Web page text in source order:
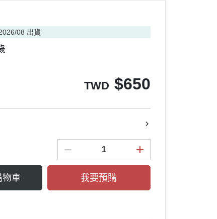
08 出貨
TWD $650
物車 我要預購